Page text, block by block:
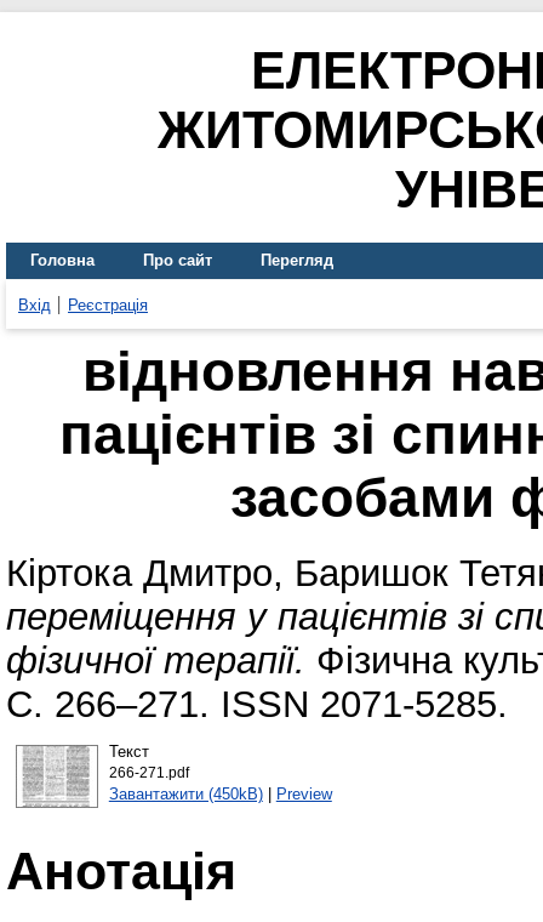
Головна Про сайт Перегляд
Вхід Реєстрація
відновлення
пацієнтів зі
засобами
Кіртока Дмитро, Баришок
переміщення у пацієнтів зі
фізичної терапії. Фізична
С. 266–271. ISSN 2071-5285.
Текст
266-271.pdf
Завантажити (450kB)| Preview
Анотація